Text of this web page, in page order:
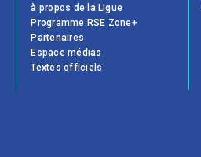
à propos de la Ligue
Programme RSE Zone+
Partenaires
Espace médias
Textes officiels